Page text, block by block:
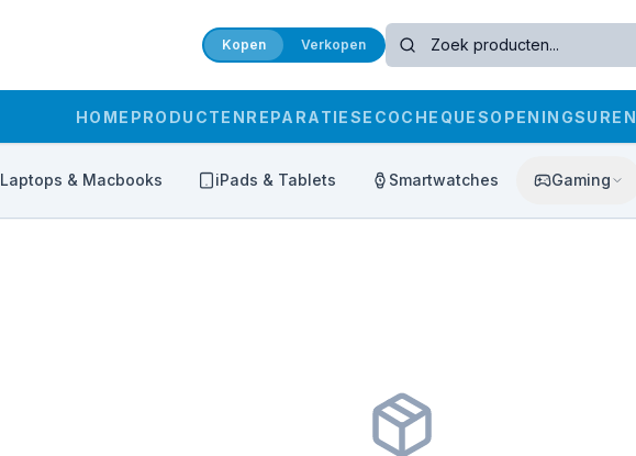
Kopen Verkopen
HOME PRODUCTENREPARATIESECOCHEQUESOPENINGSUREN
Laptops & Macbooks iPads & Tablets Smartwatches Gaming